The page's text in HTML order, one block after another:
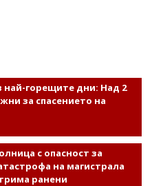
най-горещите дни: Над 2
за спасението на
с опасност за
на магистрала
ранени